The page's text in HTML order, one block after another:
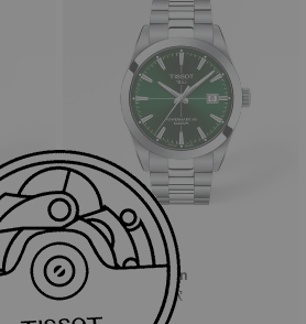
Tissot Gentleman
40 mm • 自動款
HK$ 6,600.00